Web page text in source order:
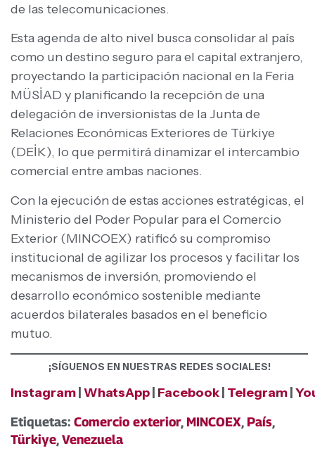
de las telecomunicaciones.
Esta agenda de alto nivel busca consolidar al país
como un destino seguro para el capital extranjero,
proyectando la participación nacional en la Feria
MÜSİAD y planificando la recepción de una
delegación de inversionistas de la Junta de
Relaciones Económicas Exteriores de Türkiye
(DEİK), lo que permitirá dinamizar el intercambio
comercial entre ambas naciones.
Con la ejecución de estas acciones estratégicas, el
Ministerio del Poder Popular para el Comercio
Exterior (MINCOEX) ratificó su compromiso
institucional de agilizar los procesos y facilitar los
mecanismos de inversión, promoviendo el
desarrollo económico sostenible mediante
acuerdos bilaterales basados en el beneficio
mutuo.
¡SÍGUENOS EN NUESTRAS REDES SOCIALES!
Instagram WhatsApp Facebook Telegram
Etiquetas: Comercio exterior, MINCOEX, País,
Türkiye,Venezuela